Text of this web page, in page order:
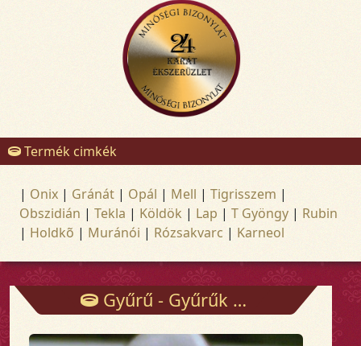
Termék cimkék
| Onix | Gránát | Opál | Mell | Tigrisszem |
Obszidián | Tekla | Köldök | Lap | T Gyöngy | Rubin
| Holdkõ | Muránói | Rózsakvarc | Karneol
Gyűrű - Gyűrűk - Arany és ezüst ékszerek